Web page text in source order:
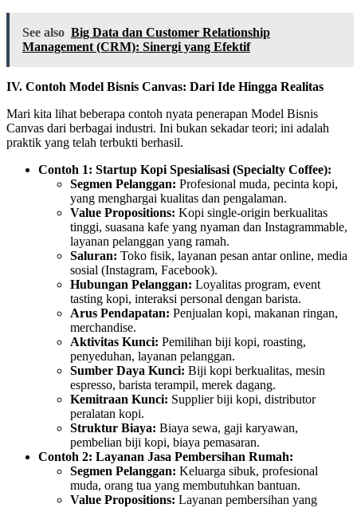
See also Big Data dan Customer Relationship
Management (CRM): Sinergi yang Efektif
IV. Contoh Model Bisnis Canvas: Dari Ide Hingga Realitas
Mari kita lihat beberapa contoh nyata penerapan Model Bisnis
Canvas dari berbagai industri. Ini bukan sekadar teori; ini adalah
praktik yang telah terbukti berhasil.
Contoh 1: Startup Kopi Spesialisasi (Specialty Coffee):
Segmen Pelanggan: Profesional muda, pecinta kopi,
yang menghargai kualitas dan pengalaman.
Value Propositions: Kopi single-origin berkualitas
tinggi, suasana kafe yang nyaman dan Instagrammable,
layanan pelanggan yang ramah.
Saluran: Toko fisik, layanan pesan antar online, media
sosial (Instagram, Facebook).
Hubungan Pelanggan: Loyalitas program, event
tasting kopi, interaksi personal dengan barista.
Arus Pendapatan: Penjualan kopi, makanan ringan,
merchandise.
Aktivitas Kunci: Pemilihan biji kopi, roasting,
penyeduhan, layanan pelanggan.
Sumber Daya Kunci: Biji kopi berkualitas, mesin
espresso, barista terampil, merek dagang.
Kemitraan Kunci: Supplier biji kopi, distributor
peralatan kopi.
Struktur Biaya: Biaya sewa, gaji karyawan,
pembelian biji kopi, biaya pemasaran.
Contoh 2: Layanan Jasa Pembersihan Rumah:
Segmen Pelanggan: Keluarga sibuk, profesional
muda, orang tua yang membutuhkan bantuan.
Value Propositions: Layanan pembersihan yang